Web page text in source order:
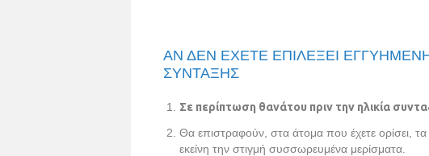
ΑΝ ΔΕΝ ΕΧΕΤΕ ΕΠΙΛΕΞΕΙ
ΣΥΝΤΑΞΗΣ
Σε περίπτωση θανάτου πριν την ηλικία
Θα επιστραφούν, στα άτομα που έχετε ορίσει,
εκείνη την στιγμή συσσωρευμένα μερίσματα.